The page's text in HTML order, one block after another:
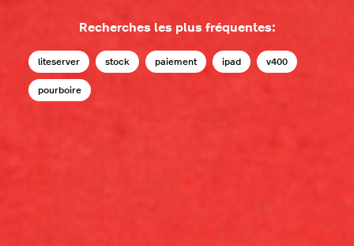
Recherches les plus fréquentes:
liteserver stock paiement ipad v400
pourboire